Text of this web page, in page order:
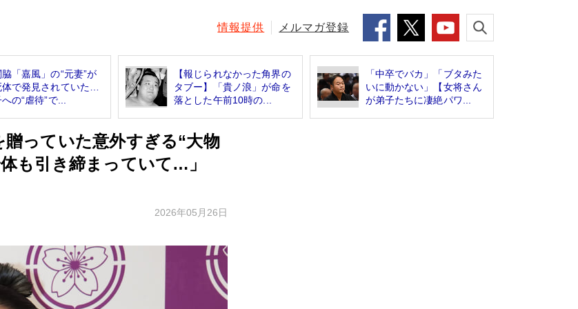
情報提供 メルマガ登録
脇「嘉風」の“元妻”が
で発見されていた…
の“虐待”で...
【報じられなかった角界の
タブー】「貴ノ浪」が命を
落とした午前10時の...
「中卒でバカ」「ブタみた
いに動かない」【女将さん
が弟子たちに凄絶パワ...
っていた意外すぎる“大物
も引き締まっていて…」
2026年05月26日